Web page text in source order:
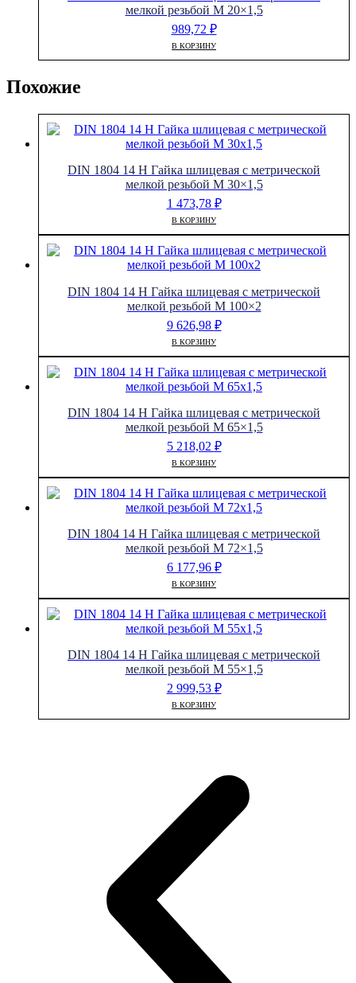
мелкой резьбой M 20×1,5
989,72 ₽
В КОРЗИНУ
Похожие
DIN 1804 14 H Гайка шлицевая с метрической
мелкой резьбой M 30×1,5
1 473,78 ₽
В КОРЗИНУ
DIN 1804 14 H Гайка шлицевая с метрической
мелкой резьбой M 100×2
9 626,98 ₽
В КОРЗИНУ
DIN 1804 14 H Гайка шлицевая с метрической
мелкой резьбой M 65×1,5
5 218,02 ₽
В КОРЗИНУ
DIN 1804 14 H Гайка шлицевая с метрической
мелкой резьбой M 72×1,5
6 177,96 ₽
В КОРЗИНУ
DIN 1804 14 H Гайка шлицевая с метрической
мелкой резьбой M 55×1,5
2 999,53 ₽
В КОРЗИНУ